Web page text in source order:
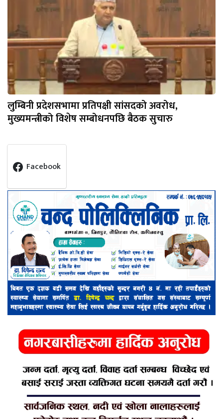
लुम्बिनी प्रदेशसभामा प्रतिपक्षी सांसदको अवरोध,
मुख्यमन्त्रीको विशेष सम्बोधनपछि बैठक सुचारु
Facebook